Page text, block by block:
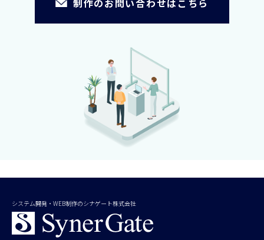
制作のお問い合わせはこちら
システム開発・WEB制作のシナゲート株式会社